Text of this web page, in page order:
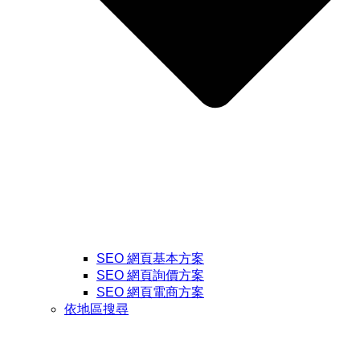
SEO 網頁基本方案
SEO 網頁詢價方案
SEO 網頁電商方案
依地區搜尋